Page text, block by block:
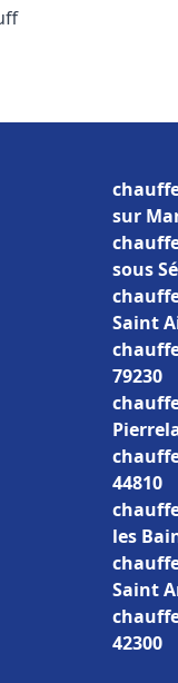
sur
sous
Saint
79230
44810
les
Saint
42300